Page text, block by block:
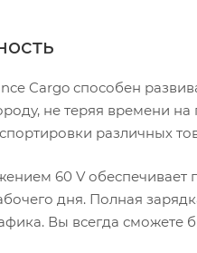
Cargo способен
не теряя времени
различных
60 V обеспечивает
дня. Полная
Вы всегда сможете